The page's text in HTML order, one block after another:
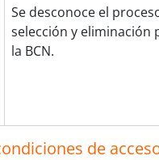
- Fondo Ricardo Jesse
- Colección Jorge
- Fondo Mario Cooke
- Colección Estudio Sánchez,
- Fondo Estudio
- Colección Eduardo Le
- Alberto de Paula
- Colección Jorge Sabaté
Se desconoce el
selección y eliminación
la BCN.
de